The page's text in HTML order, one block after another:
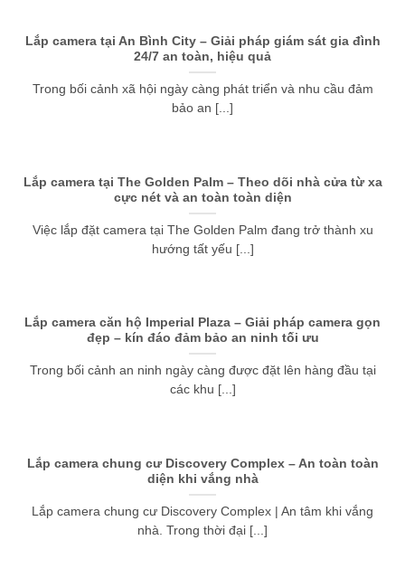
Lắp camera tại An Bình City – Giải pháp giám sát gia đình
24/7 an toàn, hiệu quả
Trong bối cảnh xã hội ngày càng phát triển và nhu cầu đảm
bảo an [...]
Lắp camera tại The Golden Palm – Theo dõi nhà cửa từ xa
cực nét và an toàn toàn diện
Việc lắp đặt camera tại The Golden Palm đang trở thành xu
hướng tất yếu [...]
Lắp camera căn hộ Imperial Plaza – Giải pháp camera gọn
đẹp – kín đáo đảm bảo an ninh tối ưu
Trong bối cảnh an ninh ngày càng được đặt lên hàng đầu tại
các khu [...]
Lắp camera chung cư Discovery Complex – An toàn toàn
diện khi vắng nhà
Lắp camera chung cư Discovery Complex | An tâm khi vắng
nhà. Trong thời đại [...]